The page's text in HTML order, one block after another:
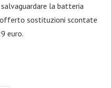
la batteria
offerto sostituzioni scontate
euro.